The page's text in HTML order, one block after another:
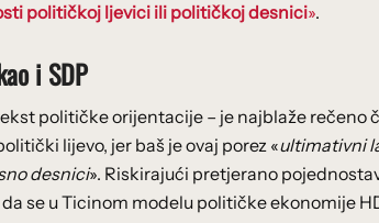
političkoj ljevici ili političkoj desnici».
i SDP
političke orijentacije – je najblaže rečeno
lijevo, jer baš je ovaj porez «ultimativni
desnici». Riskirajući pretjerano
se u Ticinom modelu političke ekonomije